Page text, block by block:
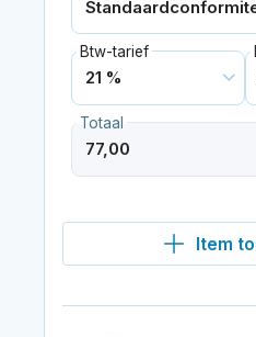
Btw-tarief
Totaal
Item